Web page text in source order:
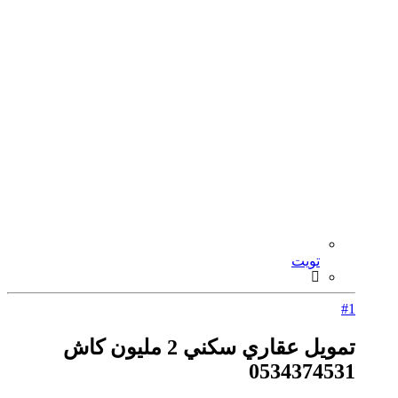
تويت
#1
تمويل عقاري سكني 2 مليون كاش
0534374531